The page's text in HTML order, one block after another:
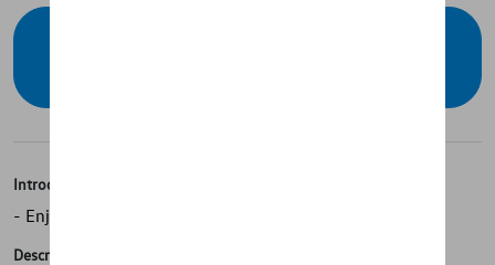
Introduction
- Enjoliveur Volkswagen d'origine
Description